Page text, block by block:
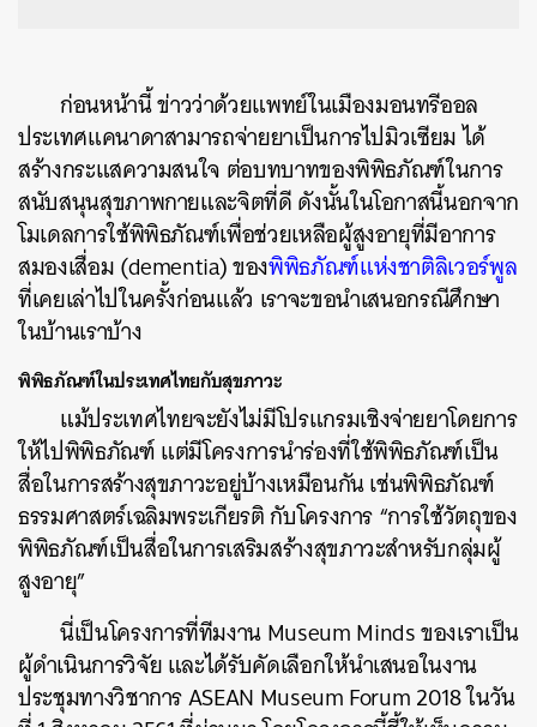
ก่อนหน้านี้ ข่าวว่าด้วยแพทย์ในเมืองมอนทรีออล
ประเทศแคนาดาสามารถจ่ายยาเป็นการไปมิวเซียม ได้
สร้างกระแสความสนใจ ต่อบทบาทของพิพิธภัณฑ์ในการ
สนับสนุนสุขภาพกายและจิตที่ดี ดังนั้นในโอกาสนี้นอกจาก
โมเดลการใช้พิพิธภัณฑ์เพื่อช่วยเหลือผู้สูงอายุที่มีอาการ
สมองเสื่อม (dementia) ของพิพิธภัณฑ์แห่งชาติลิเวอร์พูล
ที่เคยเล่าไปในครั้งก่อนแล้ว เราจะขอนำเสนอกรณีศึกษา
ในบ้านเราบ้าง
พิพิธภัณฑ์ในประเทศไทยกับสุขภาวะ
แม้ประเทศไทยจะยังไม่มีโปรแกรมเชิงจ่ายยาโดยการ
ให้ไปพิพิธภัณฑ์ แต่มีโครงการนำร่องที่ใช้พิพิธภัณฑ์เป็น
สื่อในการสร้างสุขภาวะอยู่บ้างเหมือนกัน เช่นพิพิธภัณฑ์
ธรรมศาสตร์เฉลิมพระเกียรติ กับโครงการ “การใช้วัตถุของ
พิพิธภัณฑ์เป็นสื่อในการเสริมสร้างสุขภาวะสำหรับกลุ่มผู้
สูงอายุ”
นี่เป็นโครงการที่ทีมงาน Museum Minds ของเราเป็น
ผู้ดำเนินการวิจัย และได้รับคัดเลือกให้นำเสนอในงาน
ประชุมทางวิชาการ ASEAN Museum Forum 2018 ในวัน